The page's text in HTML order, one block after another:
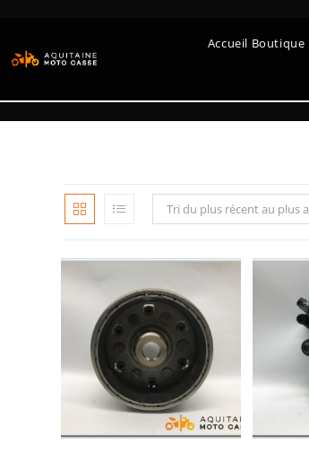
Accueil Boutique
Tri du plus récent au plus